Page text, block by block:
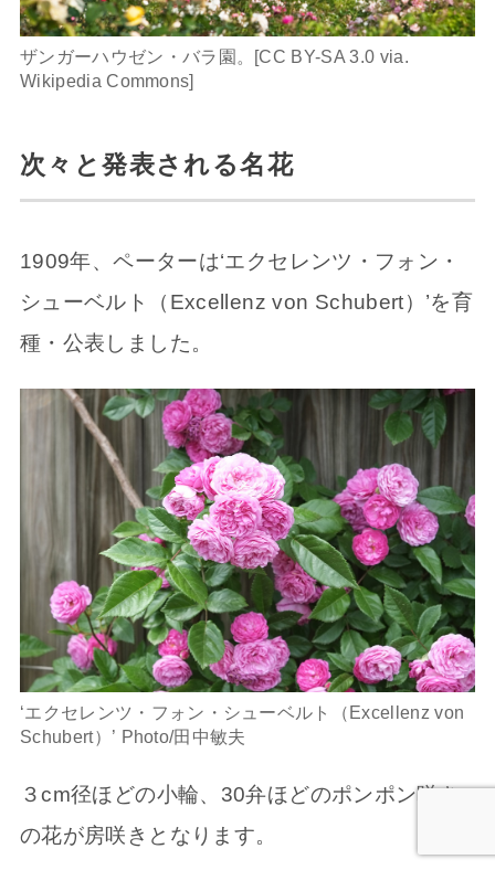
ザンガーハウゼン・バラ園。[CC BY-SA 3.0 via.
Wikipedia Commons]
次々と発表される名花
1909年、ペーターは‘エクセレンツ・フォン・
シューベルト（Excellenz von Schubert）’を育
種・公表しました。
‘エクセレンツ・フォン・シューベルト（Excellenz von
Schubert）’ Photo/田中敏夫
３cm径ほどの小輪、30弁ほどのポンポン咲き
の花が房咲きとなります。